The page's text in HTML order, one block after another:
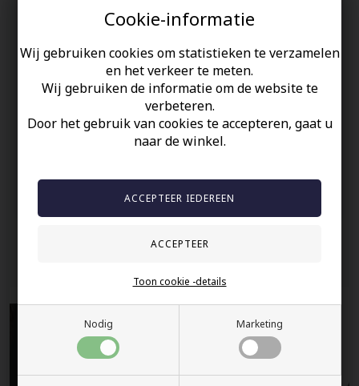
Cookie-informatie
Wij gebruiken cookies om statistieken te verzamelen
en het verkeer te meten.
Wij gebruiken de informatie om de website te
verbeteren.
Door het gebruik van cookies te accepteren, gaat u
naar de winkel.
Nodig Marketing
Toon cookie -details
Prijs is voor 1 stuk.
Uw veiligheid
Op Voorraad
Snelle bezorging